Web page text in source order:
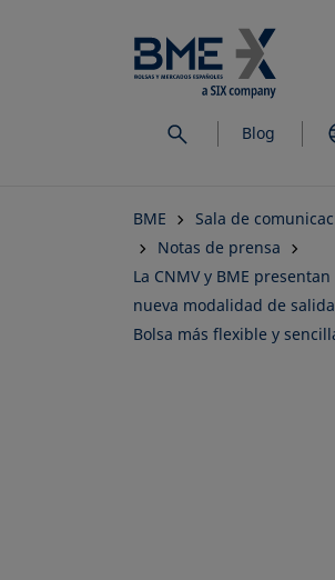
al
contenido
principal
Blog
BME
Sala de
Notas de prensa
La CNMV y BME presentan
nueva modalidad de
Bolsa más flexible y